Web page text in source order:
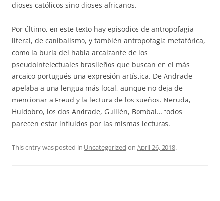
dioses católicos sino dioses africanos.
Por último, en este texto hay episodios de antropofagia
literal, de canibalismo, y también antropofagia metafórica,
como la burla del habla arcaizante de los
pseudointelectuales brasileños que buscan en el más
arcaico portugués una expresión artística. De Andrade
apelaba a una lengua más local, aunque no deja de
mencionar a Freud y la lectura de los sueños. Neruda,
Huidobro, los dos Andrade, Guillén, Bombal… todos
parecen estar influidos por las mismas lecturas.
This entry was posted in Uncategorized on April 26, 2018.